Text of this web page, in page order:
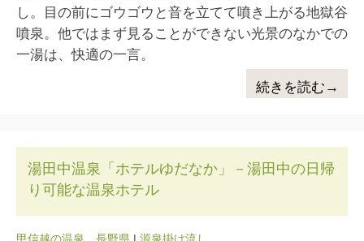
し。目の前にゴウゴウと音を立てて噴き上がる地獄谷
噴泉。他ではまず見ることができない光景のなかでの
一湯は、快適の一言。
続きを読む→
湯田中温泉「ホテルゆだなか」－湯田中の日帰
り可能な温泉ホテル